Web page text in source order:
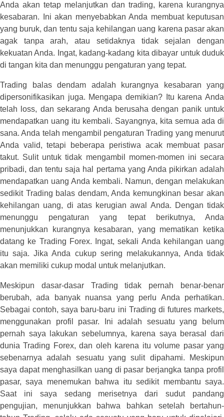
Anda akan tetap melanjutkan dan trading, karena kurangnya
kesabaran. Ini akan menyebabkan Anda membuat keputusan
yang buruk, dan tentu saja kehilangan uang karena pasar akan
agak tanpa arah, atau setidaknya tidak sejalan dengan
kekuatan Anda. Ingat, kadang-kadang kita dibayar untuk duduk
di tangan kita dan menunggu pengaturan yang tepat.
Trading balas dendam adalah kurangnya kesabaran yang
dipersonifikasikan juga. Mengapa demikian? Itu karena Anda
telah loss, dan sekarang Anda berusaha dengan panik untuk
mendapatkan uang itu kembali. Sayangnya, kita semua ada di
sana. Anda telah mengambil pengaturan Trading yang menurut
Anda valid, tetapi beberapa peristiwa acak membuat pasar
takut. Sulit untuk tidak mengambil momen-momen ini secara
pribadi, dan tentu saja hal pertama yang Anda pikirkan adalah
mendapatkan uang Anda kembali. Namun, dengan melakukan
sedikit Trading balas dendam, Anda kemungkinan besar akan
kehilangan uang, di atas kerugian awal Anda. Dengan tidak
menunggu pengaturan yang tepat berikutnya, Anda
menunjukkan kurangnya kesabaran, yang mematikan ketika
datang ke Trading Forex. Ingat, sekali Anda kehilangan uang
itu saja. Jika Anda cukup sering melakukannya, Anda tidak
akan memiliki cukup modal untuk melanjutkan.
Meskipun dasar-dasar Trading tidak pernah benar-benar
berubah, ada banyak nuansa yang perlu Anda perhatikan.
Sebagai contoh, saya baru-baru ini Trading di futures markets,
menggunakan profil pasar. Ini adalah sesuatu yang belum
pernah saya lakukan sebelumnya, karena saya berasal dari
dunia Trading Forex, dan oleh karena itu volume pasar yang
sebenarnya adalah sesuatu yang sulit dipahami. Meskipun
saya dapat menghasilkan uang di pasar berjangka tanpa profil
pasar, saya menemukan bahwa itu sedikit membantu saya.
Saat ini saya sedang merisetnya dari sudut pandang
pengujian, menunjukkan bahwa bahkan setelah bertahun-